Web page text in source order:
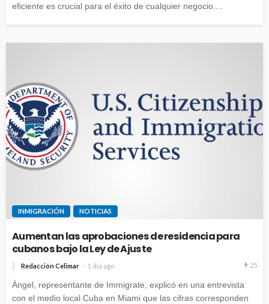
eficiente es crucial para el éxito de cualquier negocio....
INMIGRACIÓN NOTICIAS
Aumentan las aprobaciones de residencia para
cubanos bajo la Ley de Ajuste
Redacción Celimar 1 día ago 25
Ángel, representante de Immigrate, explicó en una entrevista
con el medio local Cuba en Miami que las cifras corresponden